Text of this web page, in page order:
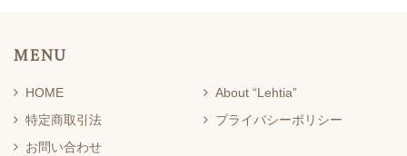
MENU
HOME
About “Lehtia”
特定商取引法
プライバシーポリシー
お問い合わせ